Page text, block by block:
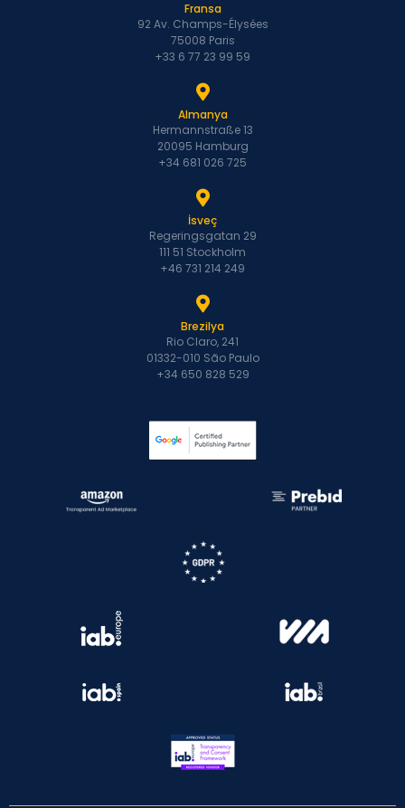
Fransa
92 Av. Champs-Élysées
75008 Paris
+33 6 77 23 99 59
Almanya
Hermannstraße 13
20095 Hamburg
+34 681 026 725
İsveç
Regeringsgatan 29
111 51 Stockholm
+46 731 214 249
Brezilya
Rio Claro, 241
01332-010 São Paulo
+34 650 828 529